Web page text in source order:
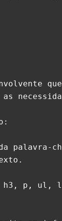
palavra-
h3, p, ul,